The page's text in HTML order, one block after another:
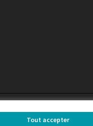
Tout accepter